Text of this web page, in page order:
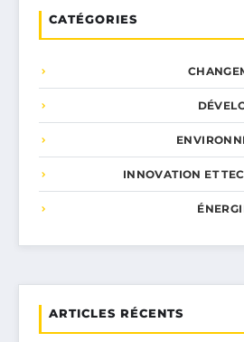
CATÉGORIES
INNOVATION ET
ARTICLES RÉCENTS